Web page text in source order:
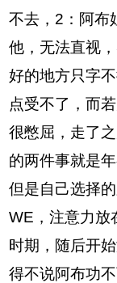
不去，2：阿布
他，无法直视
好的地方只字
点受不了，而
很憋屈，走了
的两件事就是
但是自己选择
WE，注意力放
时期，随后开
得不说阿布功